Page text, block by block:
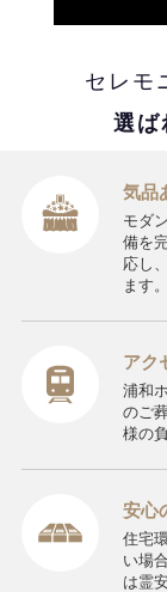
セレモ
選ば
気品
モダ
備を
応し
ます。
アク
浦和
のご
様の
安心
住宅
い場
は霊